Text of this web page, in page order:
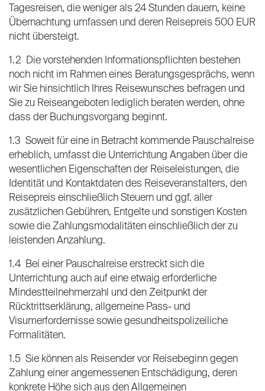
Tagesreisen, die weniger als 24 Stunden dauern, keine
Übernachtung umfassen und deren Reisepreis 500 EUR
nicht übersteigt.
1.2 Die vorstehenden Informationspflichten bestehen
noch nicht im Rahmen eines Beratungsgesprächs, wenn
wir Sie hinsichtlich Ihres Reisewunsches befragen und
Sie zu Reiseangeboten lediglich beraten werden, ohne
dass der Buchungsvorgang beginnt.
1.3 Soweit für eine in Betracht kommende Pauschalreise
erheblich, umfasst die Unterrichtung Angaben über die
wesentlichen Eigenschaften der Reiseleistungen, die
Identität und Kontaktdaten des Reiseveranstalters, den
Reisepreis einschließlich Steuern und ggf. aller
zusätzlichen Gebühren, Entgelte und sonstigen Kosten
sowie die Zahlungsmodalitäten einschließlich der zu
leistenden Anzahlung.
1.4 Bei einer Pauschalreise erstreckt sich die
Unterrichtung auch auf eine etwaig erforderliche
Mindestteilnehmerzahl und den Zeitpunkt der
Rücktrittserklärung, allgemeine Pass- und
Visumerfordernisse sowie gesundheitspolizeiliche
Formalitäten.
1.5 Sie können als Reisender vor Reisebeginn gegen
Zahlung einer angemessenen Entschädigung, deren
konkrete Höhe sich aus den Allgemeinen